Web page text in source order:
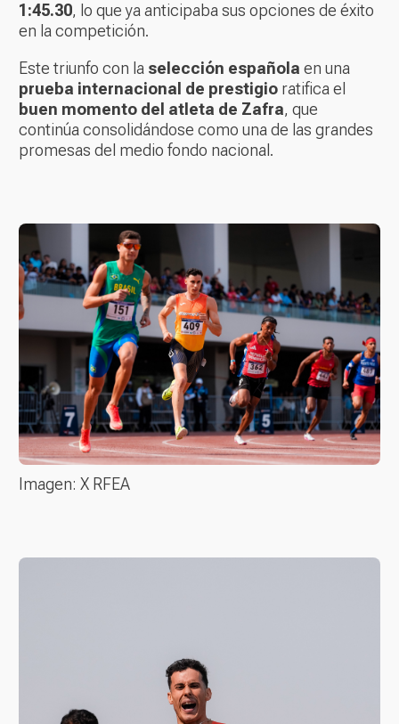
1:45.30, lo que ya anticipaba sus opciones de éxito
en la competición.
Este triunfo con la selección española en una
prueba internacional de prestigio ratifica el
buen momento del atleta de Zafra, que
continúa consolidándose como una de las grandes
promesas del medio fondo nacional.
Imagen: X RFEA